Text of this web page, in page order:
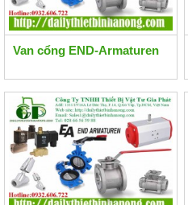
Van cổng END-Armaturen